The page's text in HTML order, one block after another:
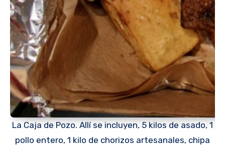
La Caja de Pozo. Allí se incluyen, 5 kilos de asado, 1
pollo entero, 1 kilo de chorizos artesanales, chipa